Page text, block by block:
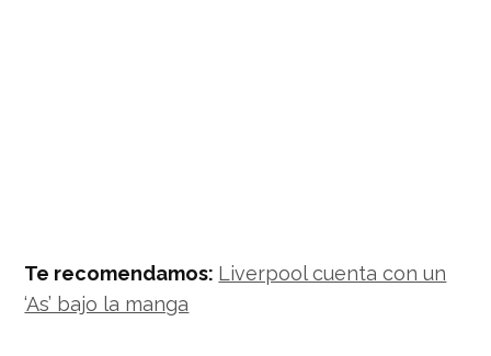
Te recomendamos: Liverpool cuenta con un
‘As’ bajo la manga